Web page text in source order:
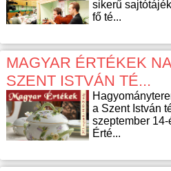
sikerű
fő té...
MAGYAR ÉRTÉKEK
SZENT ISTVÁN TÉ...
a Szent István
szeptember
Érté...